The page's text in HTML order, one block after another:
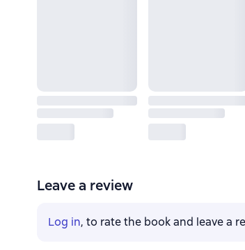
Leave a review
Log in, to rate the book and leave a